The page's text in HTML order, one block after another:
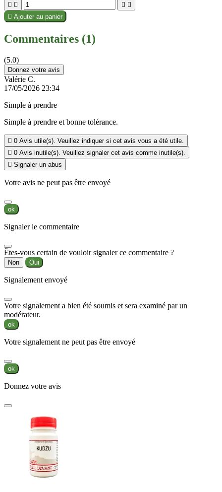
   
 Ajouter au panier
Commentaires (1)
(5.0)
Donnez votre avis
Valérie C.
17/05/2026 23:34
Simple à prendre
Simple à prendre et bonne tolérance.
 0 Avis utile(s). Veuillez indiquer si cet avis vous a été utile.
 0 Avis inutile(s). Veuillez signaler cet avis comme inutile(s).
 Signaler un abus
Votre avis ne peut pas être envoyé
ok
Signaler le commentaire
Êtes-vous certain de vouloir signaler ce commentaire ?
Non Oui
Signalement envoyé
Votre signalement a bien été soumis et sera examiné par un
modérateur.
ok
Votre signalement ne peut pas être envoyé
ok
Donnez votre avis